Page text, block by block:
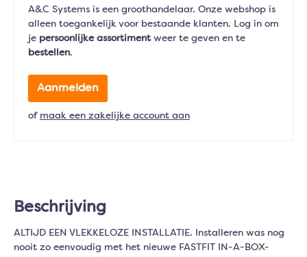
A&C Systems is een groothandelaar. Onze webshop is
alleen toegankelijk voor bestaande klanten. Log in om
je persoonlijke assortimentweer te geven en te
bestellen.
Aanmelden
of maak een zakelijke account aan
Beschrijving
ALTIJD EEN VLEKKELOZE INSTALLATIE. Installeren was nog
nooit zo eenvoudig met het nieuwe FASTFIT IN-A-BOX-